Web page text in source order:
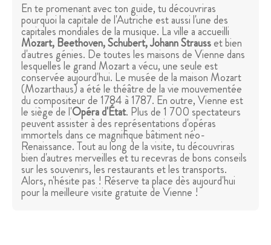
En te promenant avec ton guide, tu découvriras
pourquoi la capitale de l'Autriche est aussi l'une des
capitales mondiales de la musique. La ville a accueilli
Mozart, Beethoven, Schubert, Johann Strausset bien
d'autres génies. De toutes les maisons de Vienne dans
lesquelles le grand Mozart a vécu, une seule est
conservée aujourd'hui. Le musée de la maison Mozart
(Mozarthaus) a été le théâtre de la vie mouvementée
du compositeur de 1784 à 1787. En outre, Vienne est
le siège de l'Opéra d'État. Plus de 1 700 spectateurs
peuvent assister à des représentations d'opéras
immortels dans ce magnifique bâtiment néo-
Renaissance. Tout au long de la visite, tu découvriras
bien d'autres merveilles et tu recevras de bons conseils
sur les souvenirs, les restaurants et les transports.
Alors, n'hésite pas ! Réserve ta place dès aujourd'hui
pour la meilleure visite gratuite de Vienne !